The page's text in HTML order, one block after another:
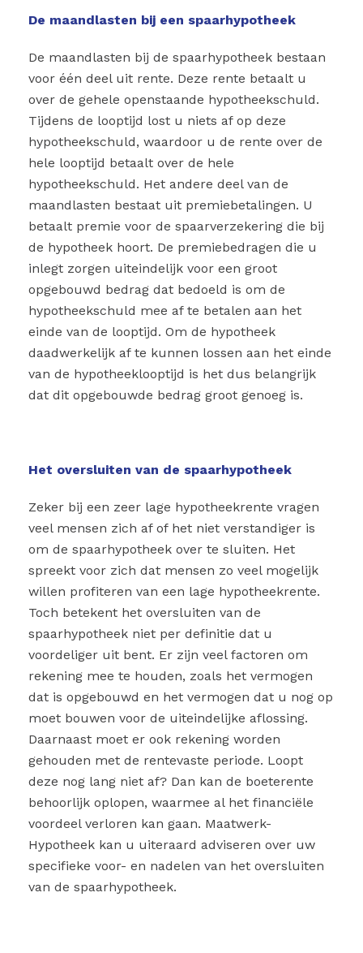
De maandlasten bij een spaarhypotheek
De maandlasten bij de spaarhypotheek bestaan
voor één deel uit rente. Deze rente betaalt u
over de gehele openstaande hypotheekschuld.
Tijdens de looptijd lost u niets af op deze
hypotheekschuld, waardoor u de rente over de
hele looptijd betaalt over de hele
hypotheekschuld. Het andere deel van de
maandlasten bestaat uit premiebetalingen. U
betaalt premie voor de spaarverzekering die bij
de hypotheek hoort. De premiebedragen die u
inlegt zorgen uiteindelijk voor een groot
opgebouwd bedrag dat bedoeld is om de
hypotheekschuld mee af te betalen aan het
einde van de looptijd. Om de hypotheek
daadwerkelijk af te kunnen lossen aan het einde
van de hypotheeklooptijd is het dus belangrijk
dat dit opgebouwde bedrag groot genoeg is.
Het oversluiten van de spaarhypotheek
Zeker bij een zeer lage hypotheekrente vragen
veel mensen zich af of het niet verstandiger is
om de spaarhypotheek over te sluiten. Het
spreekt voor zich dat mensen zo veel mogelijk
willen profiteren van een lage hypotheekrente.
Toch betekent het oversluiten van de
spaarhypotheek niet per definitie dat u
voordeliger uit bent. Er zijn veel factoren om
rekening mee te houden, zoals het vermogen
dat is opgebouwd en het vermogen dat u nog op
moet bouwen voor de uiteindelijke aflossing.
Daarnaast moet er ook rekening worden
gehouden met de rentevaste periode. Loopt
deze nog lang niet af? Dan kan de boeterente
behoorlijk oplopen, waarmee al het financiële
voordeel verloren kan gaan. Maatwerk-
Hypotheek kan u uiteraard adviseren over uw
specifieke voor- en nadelen van het oversluiten
van de spaarhypotheek.